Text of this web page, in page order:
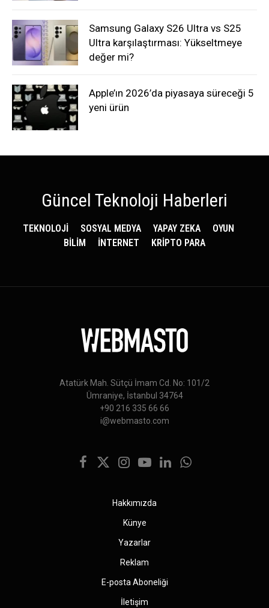
Samsung Galaxy S26 Ultra vs S25
Ultra karşılaştırması: Yükseltmeye
değer mi?
Apple’ın 2026’da piyasaya süreceği 5
yeni ürün
Güncel Teknoloji Haberleri
TEKNOLOJİ SOSYAL MEDYA YAPAY ZEKA
OYUN
BİLİM
İNTERNET KRİPTO PARA
Atatürk Mah. Sütçü İmam Cd. No: 101/2
Ümraniye, İstanbul 34764
+90 216 335 66 66
i@webmasto.com
Facebook
X
Instagram
YouTubeLinkedInWhatsApp
Hakkımızda
Künye
Yazarlar
Reklam
E-posta Aboneliği
İletişim